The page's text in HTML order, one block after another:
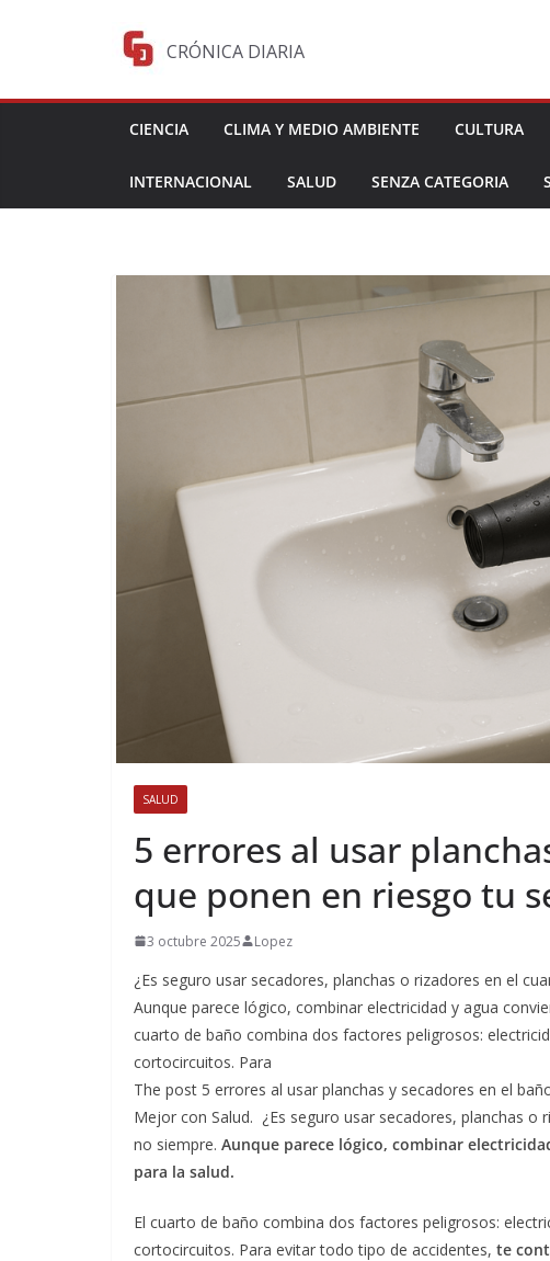
CRÓNICA DIARIA
CIENCIA CLIMA Y MEDIO AMBIENTE CULTURA
INTERNACIONAL SALUD SENZA CATEGORIA
SALUD
5 errores al usar
que ponen en riesgo tu
3 octubre 2025 Lopez
¿Es seguro usar secadores, planchas o rizadores en el
Aunque parece lógico, combinar electricidad y agua
cuarto de baño combina dos factores peligrosos:
cortocircuitos. Para
The post 5 errores al usar planchas y secadores en el
Mejor con Salud. ¿Es seguro usar secadores, planchas o
no siempre. Aunque parece lógico, combinar
para la salud.
El cuarto de baño combina dos factores peligrosos:
cortocircuitos. Para evitar todo tipo de accidentes, te